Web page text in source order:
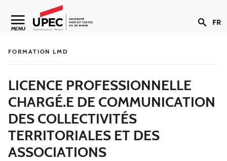
Aller au contenu
Navigation secondaire
MENU FR
FORMATION LMD
LICENCE PROFESSIONNELLE
CHARGÉ.E DE COMMUNICATION
DES COLLECTIVITÉS
TERRITORIALES ET DES
ASSOCIATIONS